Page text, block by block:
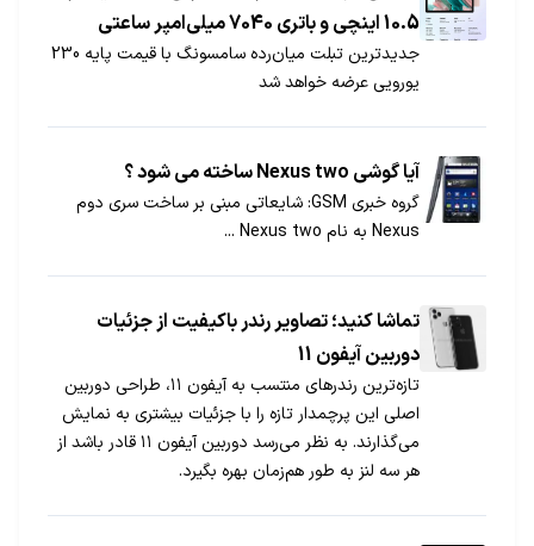
10.5 اینچی و باتری 7040 میلی‌امپر ساعتی
جدیدترین تبلت میان‌رده سامسونگ با قیمت پایه 230
یورویی عرضه خواهد شد
آیا گوشی Nexus two ساخته می شود ؟
گروه خبری GSM: شایعاتی مبنی بر ساخت سری دوم
Nexus به نام Nexus two ...
تماشا کنید؛ تصاویر رندر باکیفیت از جزئیات
دوربین آیفون 11
تازه‌ترین رندرهای منتسب به آیفون ۱۱، طراحی دوربین
اصلی این پرچمدار تازه را با جزئیات بیشتری به نمایش
می‌گذارند. به نظر می‌رسد دوربین آیفون ۱۱ قادر باشد از
هر سه لنز به طور هم‌زمان بهره بگیرد.